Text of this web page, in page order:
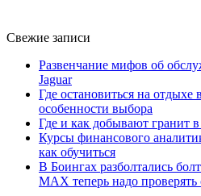
Свежие записи
Развенчание мифов об
Jaguar
Где остановиться на отдыхе
особенности выбора
Где и как добывают гранит
Курсы финансового
как обучиться
В Боингах разболтались
MAX теперь надо